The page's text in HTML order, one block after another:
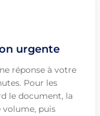
urgente
réponse à votre
Pour les
le document, la
volume, puis